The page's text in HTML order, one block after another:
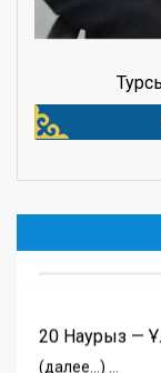
Семья барьер
20 Наурыз —
(далее…) ...